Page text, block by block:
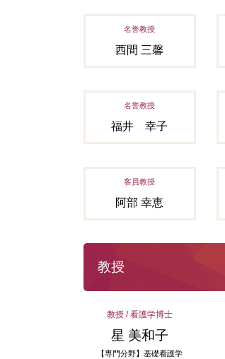
名誉教授
西間 三馨
名誉教授
福井 幸子
客員教授
阿部 幸恵
教授
教授 / 看護学博士
星 美和子
【専門分野】基礎看護学